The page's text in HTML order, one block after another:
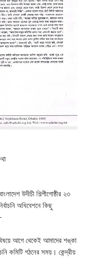
‍উদীচী শিল্পীগোষ্ঠীর ২৩
অধিবেশনে কিছু
আগে থেকেই আমাদের শঙ্কা
কমিটি গঠনের সময়। কেন্দ্রীয়